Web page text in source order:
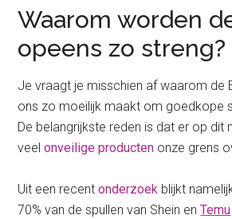
Waarom worden
opeens zo streng?
Je vraagt je misschien af waarom de
ons zo moeilijk maakt om goedkope
De belangrijkste reden is dat er op dit
veelonveilige producten onze grens
Uit een recentonderzoek blijkt
70% van de spullen van Shein enTemu